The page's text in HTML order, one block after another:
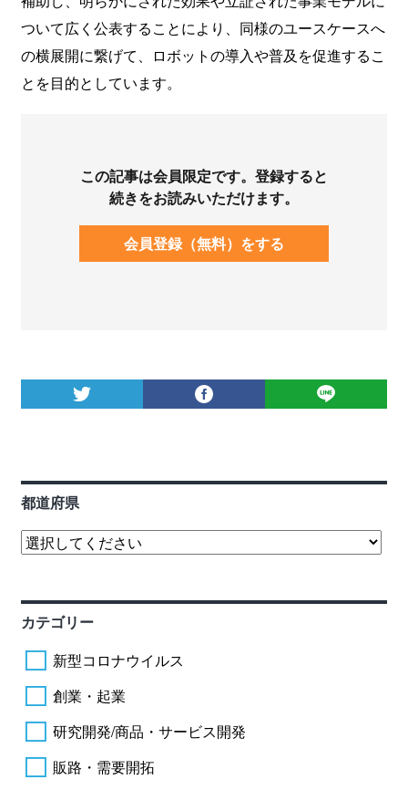
ついて広く公表することにより、同様のユースケースへ
の横展開に繋げて、ロボットの導入や普及を促進するこ
とを目的としています。
この記事は会員限定です。登録すると
続きをお読みいただけます。
会員登録（無料）をする
都道府県
カテゴリー
新型コロナウイルス
創業・起業
研究開発/商品・サービス開発
販路・需要開拓